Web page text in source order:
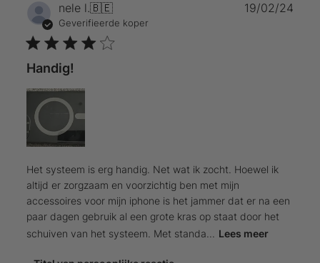
nele l.🇧🇪
Geverifieerde koper
Handig!
Het systeem is erg handig. Net wat ik zocht. Hoewel ik
altijd er zorgzaam en voorzichtig ben met mijn
accessoires voor mijn iphone is het jammer dat er na een
paar dagen gebruik al een grote kras op staat door het
schuiven van het systeem. Met standa...
Lees meer
19/02/24